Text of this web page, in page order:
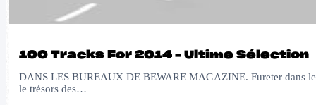
100 Tracks For 2014 – Ultime Sélection
DANS LES BUREAUX DE BEWARE MAGAZINE. Fureter dans
le trésors des…